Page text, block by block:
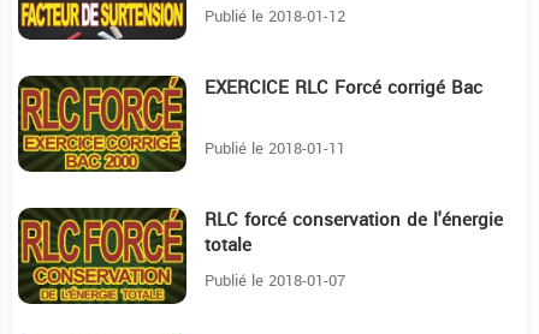
Publié le 2018-01-12
40:30 EXERCICE RLC Forcé corrigé Bac
Publié le 2018-01-11
5:57 RLC forcé conservation de l'énergie
totale
Publié le 2018-01-07